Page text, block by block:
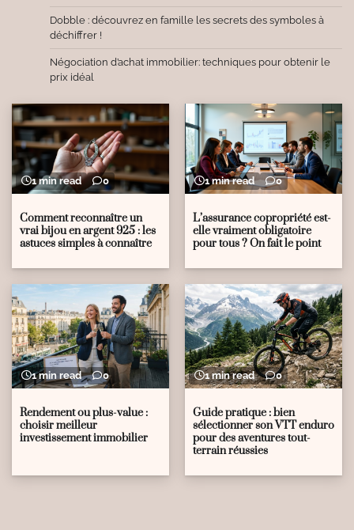
Dobble : découvrez en famille les secrets des symboles à
déchiffrer !
Négociation d’achat immobilier: techniques pour obtenir le
prix idéal
1 min read 0
Comment reconnaître un
vrai bijou en argent 925 : les
astuces simples à connaître
1 min read 0
L’assurance copropriété est-
elle vraiment obligatoire
pour tous ? On fait le point
1 min read 0
Rendement ou plus-value :
choisir meilleur
investissement immobilier
1 min read 0
Guide pratique : bien
sélectionner son VTT enduro
pour des aventures tout-
terrain réussies